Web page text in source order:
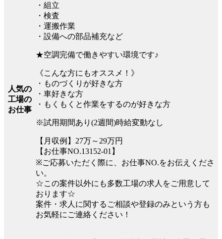
人気の
工場の
お仕事
・組立
・検査
・運搬作業
・設備への部品補充など
★空調完備で働きやすい環境です♪
《こんな方にもオススメ！》
・ものづくりが好きな方
・車好きな方
・もくもくと作業をするのが好きな方
※試用期間あり(2週間)時給変動なし
【月収例】27万～29万円
【お仕事NO.13152-01】
※ご応募いただく際に、お仕事NO.をお伝えくださ
い。
☆この案件以外にも多数工場の求人をご用意して
おります☆
案件・求人に関するご相談や登録のみという方も
お気軽にご連絡ください！